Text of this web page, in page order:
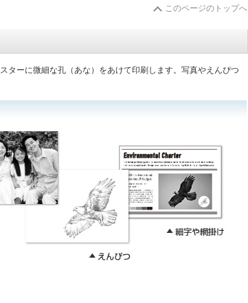
このページのトップへ
ターに微細な孔（あな）をあけて印刷します。写真やえんぴつ